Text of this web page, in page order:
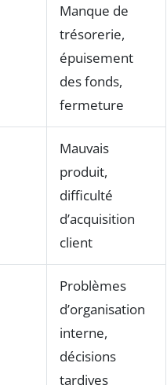
Manque de
trésorerie,
épuisement
des fonds,
fermeture
Mauvais
produit,
difficulté
d’acquisition
client
Problèmes
d’organisation
interne,
décisions
tardives